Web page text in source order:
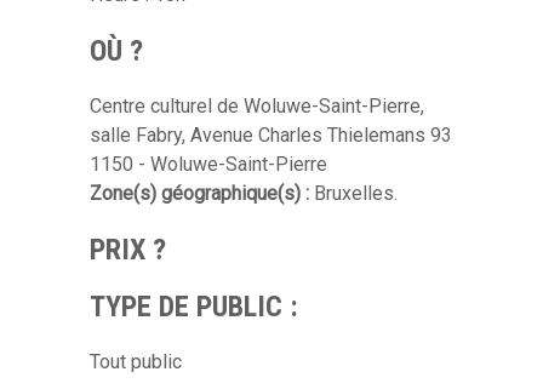
OÙ ?
Centre culturel de Woluwe-Saint-Pierre,
salle Fabry, Avenue Charles Thielemans 93
1150 - Woluwe-Saint-Pierre
Zone(s) géographique(s) : Bruxelles.
PRIX ?
TYPE DE PUBLIC :
Tout public